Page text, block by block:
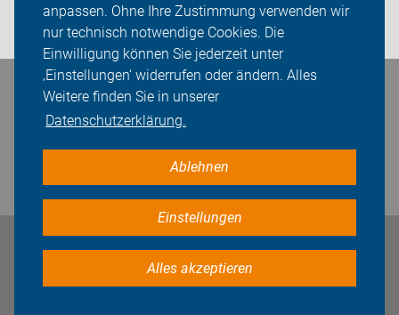
anpassen. Ohne Ihre Zustimmung verwenden wir
nur technisch notwendige Cookies. Die
Einwilligung können Sie jederzeit unter
‚Einstellungen‘ widerrufen oder ändern. Alles
Weitere finden Sie in unserer
Datenschutzerklärung.
Ablehnen
Einstellungen
Alles akzeptieren
Login
Bleiben Sie in Kontakt